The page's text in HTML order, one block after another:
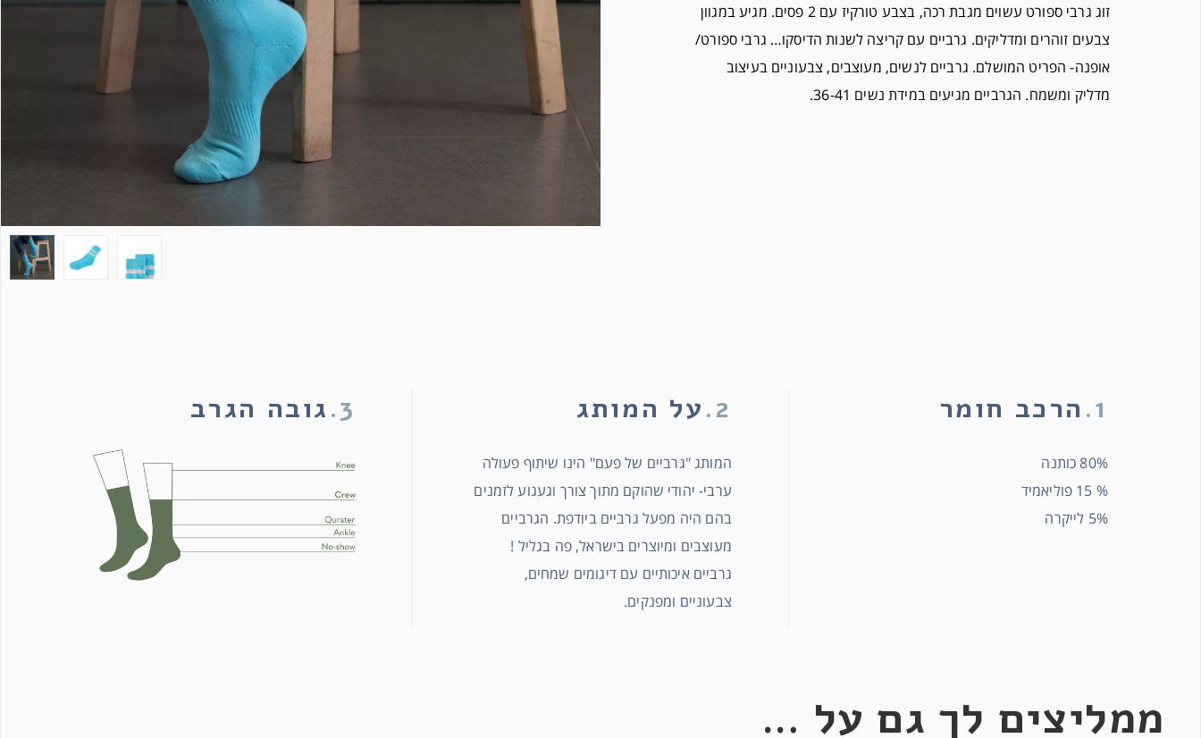
זוג גרבי ספורט עשוים מגבת רכה, בצבע טורקיז עם 2 פסים. מגיע במגוון
צבעים זוהרים ומדליקים. גרביים עם קריצה לשנות הדיסקו… גרבי ספורט/
אופנה- הפריט המושלם. גרביים לנשים, מעוצבים, צבעוניים בעיצוב
מדליק ומשמח. הגרביים מגיעים במידת נשים 36-41.
1. הרכב חומר
80% כותנה
% 15 פוליאמיד
5% לייקרה
2. על המותג
המותג "גרביים של פעם" הינו שיתוף פעולה
ערבי- יהודי שהוקם מתוך צורך וגעגוע לזמנים
בהם היה מפעל גרביים ביודפת. הגרביים
מעוצבים ומיוצרים בישראל, פה בגליל !
גרביים איכותיים עם דיגומים שמחים,
צבעוניים ומפנקים.
3. גובה הגרב
ממליצים לך גם על …